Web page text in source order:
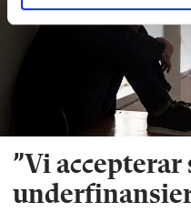
”Vi